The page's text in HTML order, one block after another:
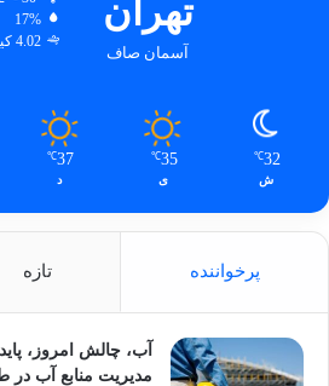
تهران
آسمان صاف
17%
4.02 کیلومتر/ساعت
32
℃
ش
35
℃
ی
37
℃
د
پرخواننده تازه
آب، چالش امروز،
مدیریت منابع آب در